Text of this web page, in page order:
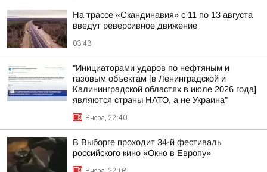
На трассе «Скандинавия» с 11 по 13 августа
введут реверсивное движение
03:43
"Инициаторами ударов по нефтяным и
газовым объектам [в Ленинградской и
Калининградской областях в июле 2026 года]
являются страны НАТО, а не Украина"
Вчера, 22:40
В Выборге проходит 34-й фестиваль
российского кино «Окно в Европу»